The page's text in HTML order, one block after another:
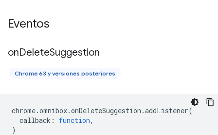
Eventos
onDeleteSuggestion
Chrome 63 y versiones posteriores
chrome.omnibox.onDeleteSuggestion .addListener(
callback : function,
)